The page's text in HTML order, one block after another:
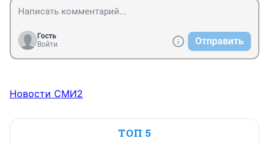
Гость
Войти
Отправить
Новости СМИ2
ТОП 5